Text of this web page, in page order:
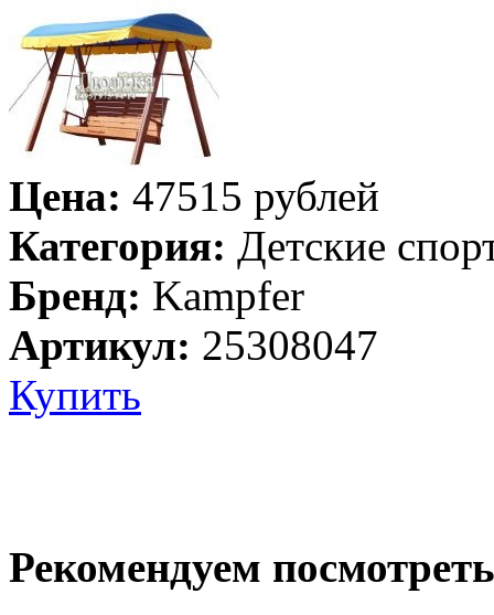
Цена: 47515 рублей
Категория: Детские
Бренд: Kampfer
Артикул: 25308047
Купить
Рекомендуем